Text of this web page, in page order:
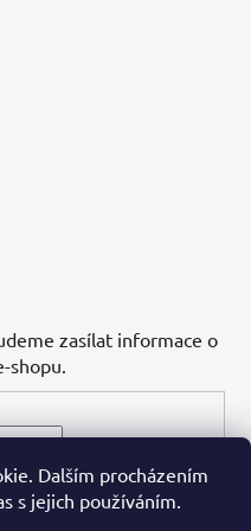
Dalším procházením
s jejich používáním.
zasílat informace o
shopu.